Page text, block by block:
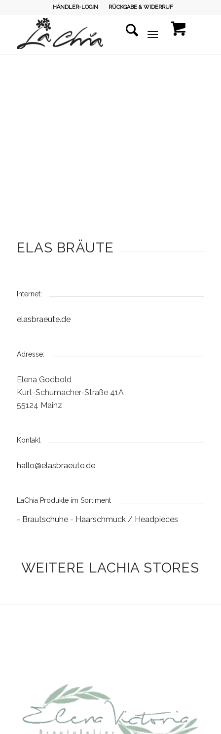
HÄNDLER-LOGIN RÜCKGABE & WIDERRUF
ELAS BRÄUTE
Internet:
elasbraeute.de
Adresse:
Elena Godbold
Kurt-Schumacher-Straße 41A
55124 Mainz
Kontakt
hallo@elasbraeute.de
LaChia Produkte im Sortiment
- Brautschuhe - Haarschmuck / Headpieces
WEITERE LACHIA STORES